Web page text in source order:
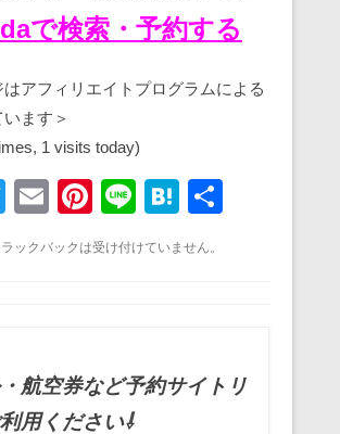
で検索・予約する
はアフィリエイトプログラムによる
ます＞
1 visits today)
T
tt
E
ail
Pi
nt
er
Li
e
H
e
ックバックは受け付けていません。
航空券など予約サイトリ
用ください⇩